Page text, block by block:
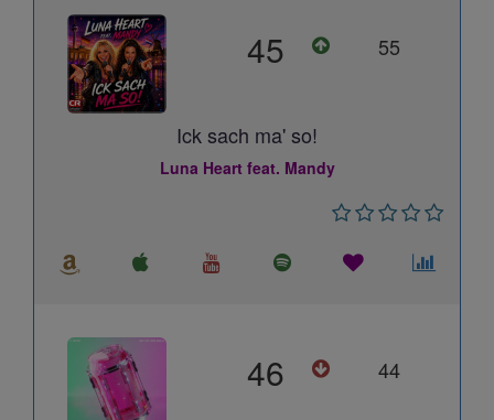
45 55
Ick sach ma' so!
Luna Heart feat. Mandy
46 44